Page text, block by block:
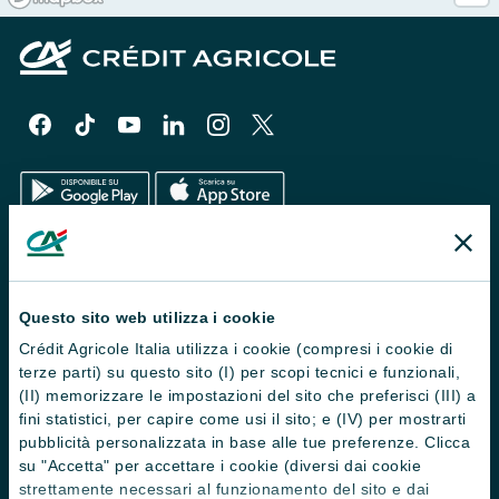
Questo sito web utilizza i cookie
Crédit Agricole Italia utilizza i cookie (compresi i cookie di
terze parti) su questo sito (I) per scopi tecnici e funzionali,
(II) memorizzare le impostazioni del sito che preferisci (III) a
fini statistici, per capire come usi il sito; e (IV) per mostrarti
pubblicità personalizzata in base alle tue preferenze. Clicca
su "Accetta" per accettare i cookie (diversi dai cookie
strettamente necessari al funzionamento del sito e dai
Trova filiali
Contattaci
Domande frequenti
Successioni
Servizi e pagamenti digitali